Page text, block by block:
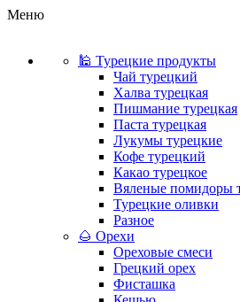
Меню
🕌 Турецкие продукты
Чай турецкий
Халва турецкая
Пишмание турецкая
Паста турецкая
Лукумы турецкие
Кофе турецкий
Какао турецкое
Вяленые помидоры
Турецкие оливки
Разное
🌰 Орехи
Ореховые смеси
Грецкий орех
Фисташка